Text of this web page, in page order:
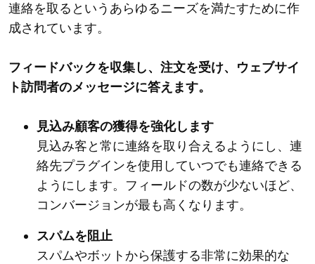
連絡を取るというあらゆるニーズを満たすために作
成されています。
フィードバックを収集し、注文を受け、ウェブサイ
ト訪問者のメッセージに答えます。
見込み顧客の獲得を強化します
見込み客と常に連絡を取り合えるようにし、連
絡先プラグインを使用していつでも連絡できる
ようにします。フィールドの数が少ないほど、
コンバージョンが最も高くなります。
スパムを阻止
スパムやボットから保護する非常に効果的な